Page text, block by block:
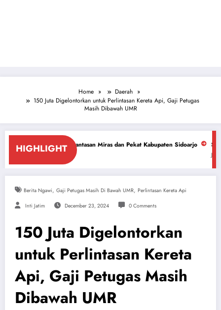
Home
Daerah
150 Juta Digelontorkan untuk Perlintasan Kereta Api, Gaji Petugas
Masih Dibawah UMR
HIGHLIGHT
Miras dan Pekat Kabupaten Sidoarjo Sidoarjo Darurat Miras
Berita Ngawi, Gaji Petugas Masih Di Bawah UMR, Perlintasan Kereta Api
Inti Jatim December 23, 2024 0 Comments
150 Juta Digelontorkan
untuk Perlintasan Kereta
Api, Gaji Petugas Masih
Dibawah UMR